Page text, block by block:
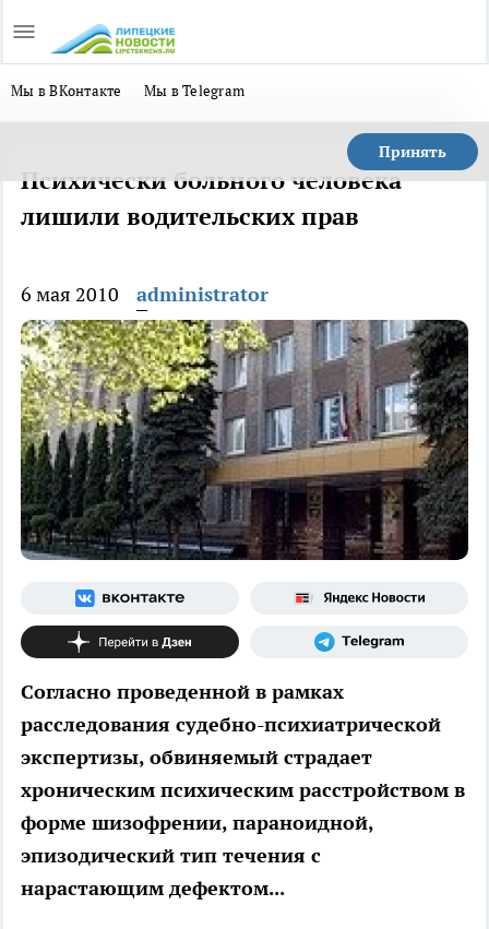
Мы в ВКонтакте Мы в Telegram
Принять
Психически больного человека
лишили водительских прав
6 мая 2010 administrator
Согласно проведенной в рамках
расследования судебно-психиатрической
экспертизы, обвиняемый страдает
хроническим психическим расстройством в
форме шизофрении, параноидной,
эпизодический тип течения с
нарастающим дефектом...